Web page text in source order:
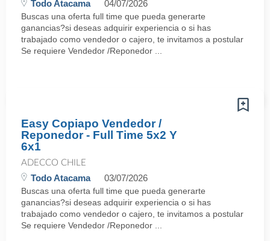
Todo Atacama 04/07/2026
Buscas una oferta full time que pueda generarte
ganancias?si deseas adquirir experiencia o si has
trabajado como vendedor o cajero, te invitamos a postular
Se requiere Vendedor /Reponedor ...
Easy Copiapo Vendedor /
Reponedor - Full Time 5x2 Y
6x1
ADECCO CHILE
Todo Atacama 03/07/2026
Buscas una oferta full time que pueda generarte
ganancias?si deseas adquirir experiencia o si has
trabajado como vendedor o cajero, te invitamos a postular
Se requiere Vendedor /Reponedor ...